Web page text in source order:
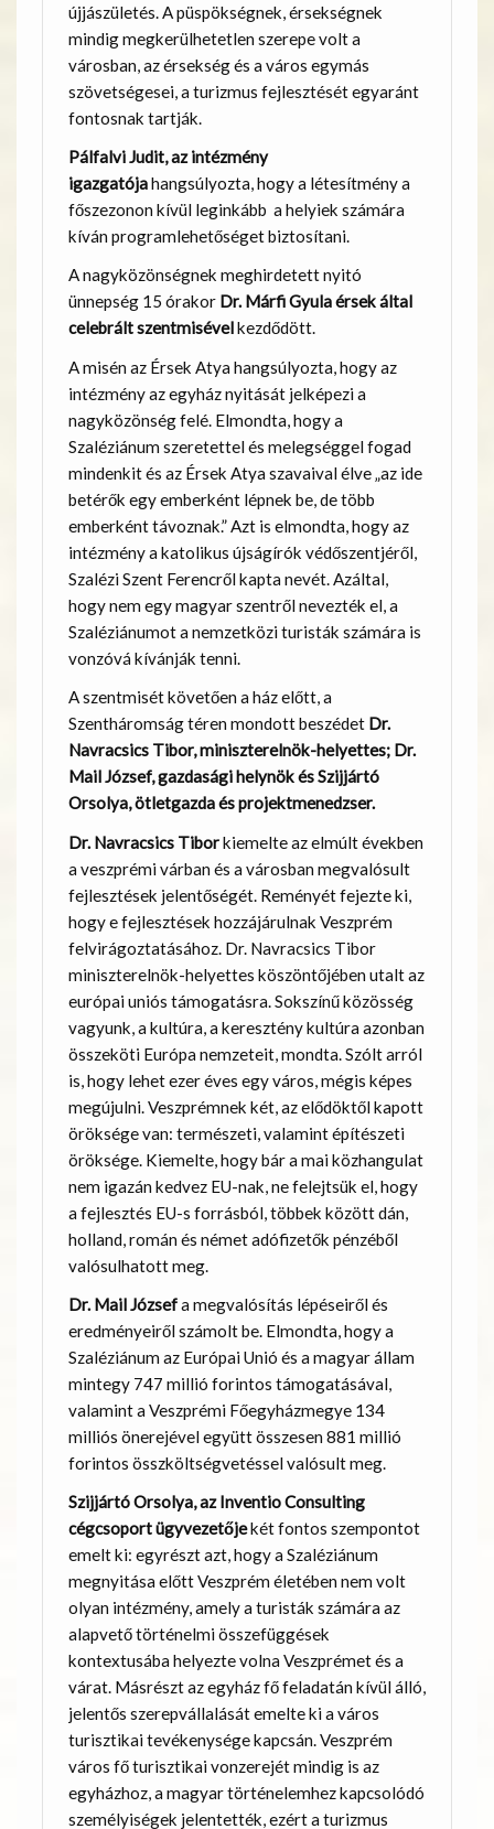
újjászületés. A püspökségnek, érsekségnek
mindig megkerülhetetlen szerepe volt a
városban, az érsekség és a város egymás
szövetségesei, a turizmus fejlesztését egyaránt
fontosnak tartják.
Pálfalvi Judit, az intézmény
igazgatójahangsúlyozta, hogy a létesítmény a
főszezonon kívül leginkább a helyiek számára
kíván programlehetőséget biztosítani.
A nagyközönségnek meghirdetett nyitó
ünnepség 15 órakor Dr. Márfi Gyula érsek által
celebrált szentmisévelkezdődött.
A misén az Érsek Atya hangsúlyozta, hogy az
intézmény az egyház nyitását jelképezi a
nagyközönség felé. Elmondta, hogy a
Szaléziánum szeretettel és melegséggel fogad
mindenkit és az Érsek Atya szavaival élve „az ide
betérők egy emberként lépnek be, de több
emberként távoznak.” Azt is elmondta, hogy az
intézmény a katolikus újságírók védőszentjéről,
Szalézi Szent Ferencről kapta nevét. Azáltal,
hogy nem egy magyar szentről nevezték el, a
Szaléziánumot a nemzetközi turisták számára is
vonzóvá kívánják tenni.
A szentmisét követően a ház előtt, a
Szentháromság téren mondott beszédet Dr.
Navracsics Tibor, miniszterelnök-helyettes; Dr.
Mail József, gazdasági helynök és Szijjártó
Orsolya, ötletgazda és projektmenedzser.
Dr. Navracsics Tiborkiemelte az elmúlt években
a veszprémi várban és a városban megvalósult
fejlesztések jelentőségét. Reményét fejezte ki,
hogy e fejlesztések hozzájárulnak Veszprém
felvirágoztatásához. Dr. Navracsics Tibor
miniszterelnök-helyettes köszöntőjében utalt az
európai uniós támogatásra. Sokszínű közösség
vagyunk, a kultúra, a keresztény kultúra azonban
összeköti Európa nemzeteit, mondta. Szólt arról
is, hogy lehet ezer éves egy város, mégis képes
megújulni. Veszprémnek két, az elődöktől kapott
öröksége van: természeti, valamint építészeti
öröksége. Kiemelte, hogy bár a mai közhangulat
nem igazán kedvez EU-nak, ne felejtsük el, hogy
a fejlesztés EU-s forrásból, többek között dán,
holland, román és német adófizetők pénzéből
valósulhatott meg.
Dr. Mail Józsefa megvalósítás lépéseiről és
eredményeiről számolt be. Elmondta, hogy a
Szaléziánum az Európai Unió és a magyar állam
mintegy 747 millió forintos támogatásával,
valamint a Veszprémi Főegyházmegye 134
milliós önerejével együtt összesen 881 millió
forintos összköltségvetéssel valósult meg.
Szijjártó Orsolya, az Inventio Consulting
cégcsoport ügyvezetőjekét fontos szempontot
emelt ki: egyrészt azt, hogya Szaléziánum
megnyitása előtt Veszprém életében nem volt
olyan intézmény, amely a turisták számára az
alapvető történelmi összefüggések
kontextusába helyezte volna Veszprémet és a
várat. Másrészt az egyház fő feladatán kívül álló,
jelentős szerepvállalását emelte ki a város
turisztikai tevékenysége kapcsán. Veszprém
város fő turisztikai vonzerejét mindig is az
egyházhoz, a magyar történelemhez kapcsolódó
személyiségek jelentették, ezért a turizmus